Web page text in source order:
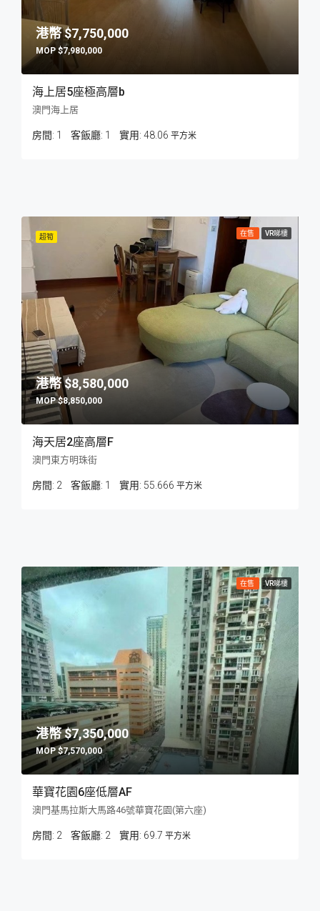
$7,750,000
$7,980,000
海上居5座極高層b
澳門海上居
房間: 1 客飯廳: 1 48.06 平方米
超筍 在售 VR睇樓
$8,580,000
$8,850,000
海天居2座高層F
澳門東方明珠街
房間: 2 客飯廳: 1 55.666 平方米
在售 VR睇樓
$7,350,000
$7,570,000
華寶花園6座低層AF
澳門基馬拉斯大馬路46號華寶花園(第六座)
房間: 2 客飯廳: 2 69.7 平方米